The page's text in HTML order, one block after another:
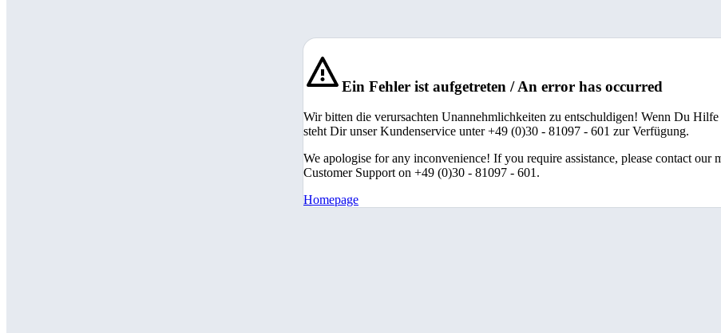
Ein Fehler ist aufgetreten / An error has occurred
Wir bitten die verursachten Unannehmlichkeiten zu entschuldigen! Wenn Du Hilfe
steht Dir unser Kundenservice unter +49 (0)30 - 81097 - 601 zur Verfügung.
We apologise for any inconvenience! If you require assistance, please contact our
Customer Support on +49 (0)30 - 81097 - 601.
Homepage